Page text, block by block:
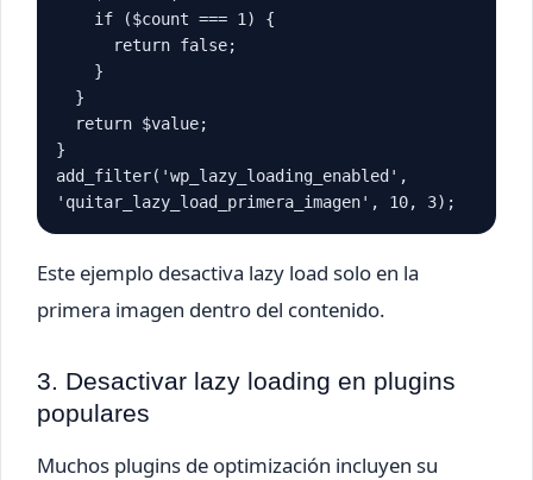
}
add_filter('wp_lazy_loading_enabled',
'quitar_lazy_load_primera_imagen', 10, 3);
Este ejemplo desactiva lazy load solo en la
primera imagen dentro del contenido.
3. Desactivar lazy loading en plugins
populares
Muchos plugins de optimización incluyen su